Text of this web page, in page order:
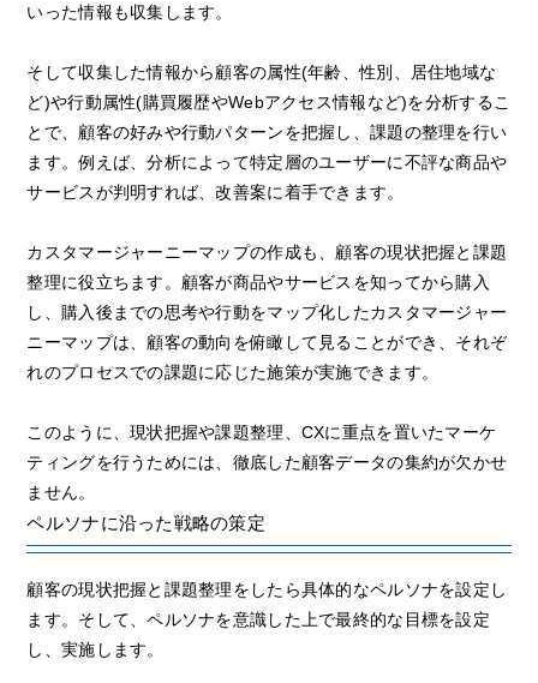
いった情報も収集します。
そして収集した情報から顧客の属性(年齢、性別、居住地域な
ど)や行動属性(購買履歴やWebアクセス情報など)を分析するこ
とで、顧客の好みや行動パターンを把握し、課題の整理を行い
ます。例えば、分析によって特定層のユーザーに不評な商品や
サービスが判明すれば、改善案に着手できます。
カスタマージャーニーマップの作成も、顧客の現状把握と課題
整理に役立ちます。顧客が商品やサービスを知ってから購入
し、購入後までの思考や行動をマップ化したカスタマージャー
ニーマップは、顧客の動向を俯瞰して見ることができ、それぞ
れのプロセスでの課題に応じた施策が実施できます。
このように、現状把握や課題整理、CXに重点を置いたマーケ
ティングを行うためには、徹底した顧客データの集約が欠かせ
ません。
ペルソナに沿った戦略の策定
顧客の現状把握と課題整理をしたら具体的なペルソナを設定し
ます。そして、ペルソナを意識した上で最終的な目標を設定
し、実施します。